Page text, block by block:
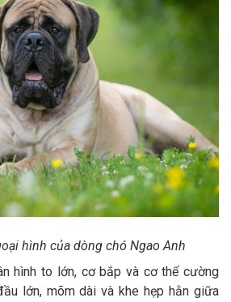
hình của dòng chó Ngao Anh
hình to lớn, cơ bắp và cơ thể cường
lớn, mõm dài và khe hẹp hằn giữa